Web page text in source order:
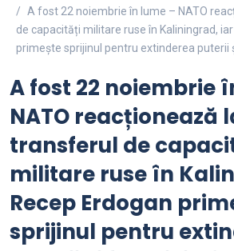
A fost 22 noiembrie în lume – NATO
de capacități militare ruse în Kaliningrad,
primește sprijinul pentru extinderea puterii
A fost 22 noiembrie
NATO reacționează
transferul de
militare ruse în
Recep Erdogan
sprijinul pentru